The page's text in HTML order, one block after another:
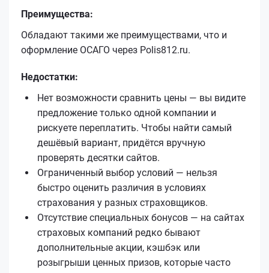
Преимущества:
Обладают такими же преимуществами, что и
оформление ОСАГО через Polis812.ru.
Недостатки:
Нет возможности сравнить цены — вы видите
предложение только одной компании и
рискуете переплатить. Чтобы найти самый
дешёвый вариант, придётся вручную
проверять десятки сайтов.
Ограниченный выбор условий — нельзя
быстро оценить различия в условиях
страхования у разных страховщиков.
Отсутствие специальных бонусов — на сайтах
страховых компаний редко бывают
дополнительные акции, кэшбэк или
розыгрыши ценных призов, которые часто